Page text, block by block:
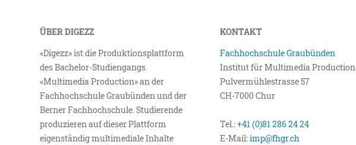
ÜBER DIGEZZ
«Digezz» ist die Produktionsplattform
des Bachelor-Studiengangs
«Multimedia Production» an der
Fachhochschule Graubünden und der
Berner Fachhochschule. Studierende
produzieren auf dieser Plattform
eigenständig multimediale Inhalte
KONTAKT
Fachhochschule Graubünden
Institut für Multimedia Production
Pulvermühlestrasse 57
CH-7000 Chur
Tel.:+41 (0)81 286 24 24
E-Mail:imp@fhgr.ch